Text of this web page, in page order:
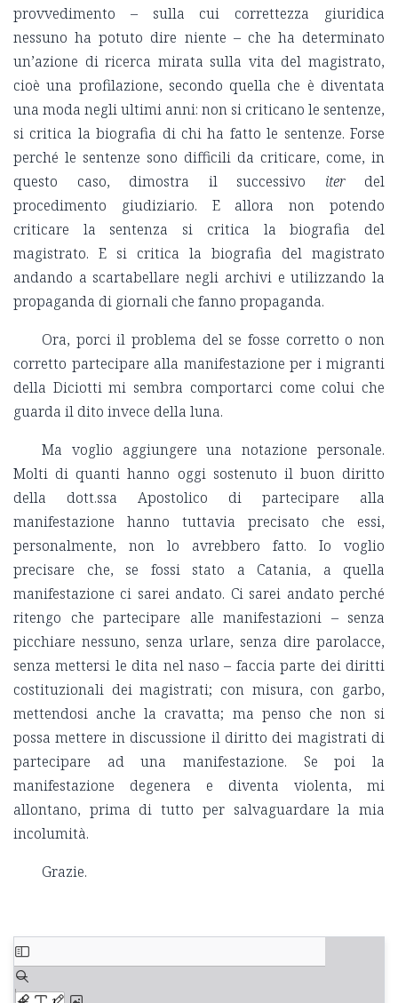
provvedimento – sulla cui correttezza giuridica
nessuno ha potuto dire niente – che ha determinato
un’azione di ricerca mirata sulla vita del magistrato,
cioè una profilazione, secondo quella che è diventata
una moda negli ultimi anni: non si criticano le sentenze,
si critica la biografia di chi ha fatto le sentenze. Forse
perché le sentenze sono difficili da criticare, come, in
questo caso, dimostra il successivo iterdel
procedimento giudiziario. E allora non potendo
criticare la sentenza si critica la biografia del
magistrato. E si critica la biografia del magistrato
andando a scartabellare negli archivi e utilizzando la
propaganda di giornali che fanno propaganda.
Ora, porci il problema del se fosse corretto o non
corretto partecipare alla manifestazione per i migranti
della Diciotti mi sembra comportarci come colui che
guarda il dito invece della luna.
Ma voglio aggiungere una notazione personale.
Molti di quanti hanno oggi sostenuto il buon diritto
della dott.ssa Apostolico di partecipare alla
manifestazione hanno tuttavia precisato che essi,
personalmente, non lo avrebbero fatto. Io voglio
precisare che, se fossi stato a Catania, a quella
manifestazione ci sarei andato. Ci sarei andato perché
ritengo che partecipare alle manifestazioni – senza
picchiare nessuno, senza urlare, senza dire parolacce,
senza mettersi le dita nel naso – faccia parte dei diritti
costituzionali dei magistrati; con misura, con garbo,
mettendosi anche la cravatta; ma penso che non si
possa mettere in discussione il diritto dei magistrati di
partecipare ad una manifestazione. Se poi la
manifestazione degenera e diventa violenta, mi
allontano, prima di tutto per salvaguardare la mia
incolumità.
Grazie.